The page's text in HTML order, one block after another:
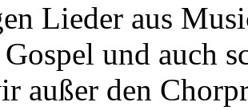
Lieder aus
und auch
außer den